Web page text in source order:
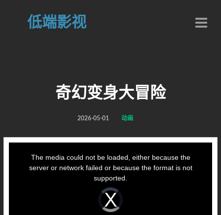
低端影视
奇幻变身大冒险
2026-05-01 动画
Video
Player
loading.
The media could not be loaded, either because the
server or network failed or because the format is not
supported.